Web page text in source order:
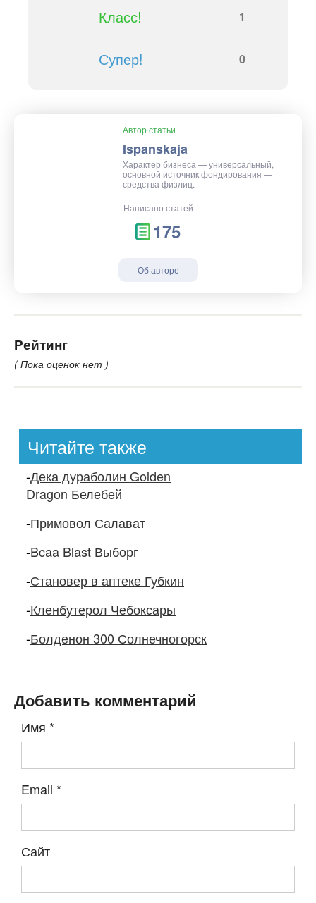
Класс! 1
Супер! 0
Автор статьи
Ispanskaja
Характер бизнеса — универсальный,
основной источник фондирования —
средства физлиц.
Написано статей
175
Об авторе
Рейтинг
( Пока оценок нет )
Читайте также
-Дека дураболин Golden
Dragon Белебей
-Примовол Салават
-Bcaa Blast Выборг
-Становер в аптеке Губкин
-Кленбутерол Чебоксары
-Болденон 300 Солнечногорск
Добавить комментарий
Имя *
Email *
Сайт